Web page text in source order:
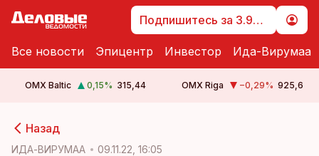
Подпишитесь за 3.99 €
Все новости Эпицентр Инвестор Ида-Вирумаа
OMX Baltic 0,15% 315,44 OMX Riga −0,29% 925,6
Назад
ИДА-ВИРУМАА 09.11.22, 16:05